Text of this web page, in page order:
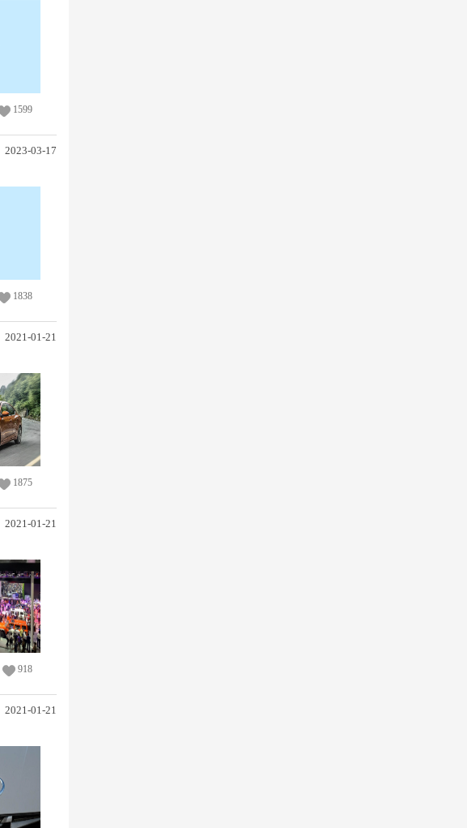
1599
2023-03-17
1838
2021-01-21
1875
2021-01-21
918
2021-01-21